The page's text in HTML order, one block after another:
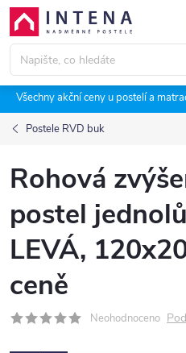
Přejít
obsah
Všechny akční ceny u postelí a
Postele RVD buk
Rohová
postel
LEVÁ,
ceně
Neohodnoceno